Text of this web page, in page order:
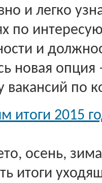
и легко
по
и
новая опция
вакансий по
итоги 2015
осень,
итоги